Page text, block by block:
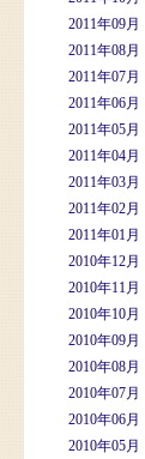
2011年09月
2011年08月
2011年07月
2011年06月
2011年05月
2011年04月
2011年03月
2011年02月
2011年01月
2010年12月
2010年11月
2010年10月
2010年09月
2010年08月
2010年07月
2010年06月
2010年05月